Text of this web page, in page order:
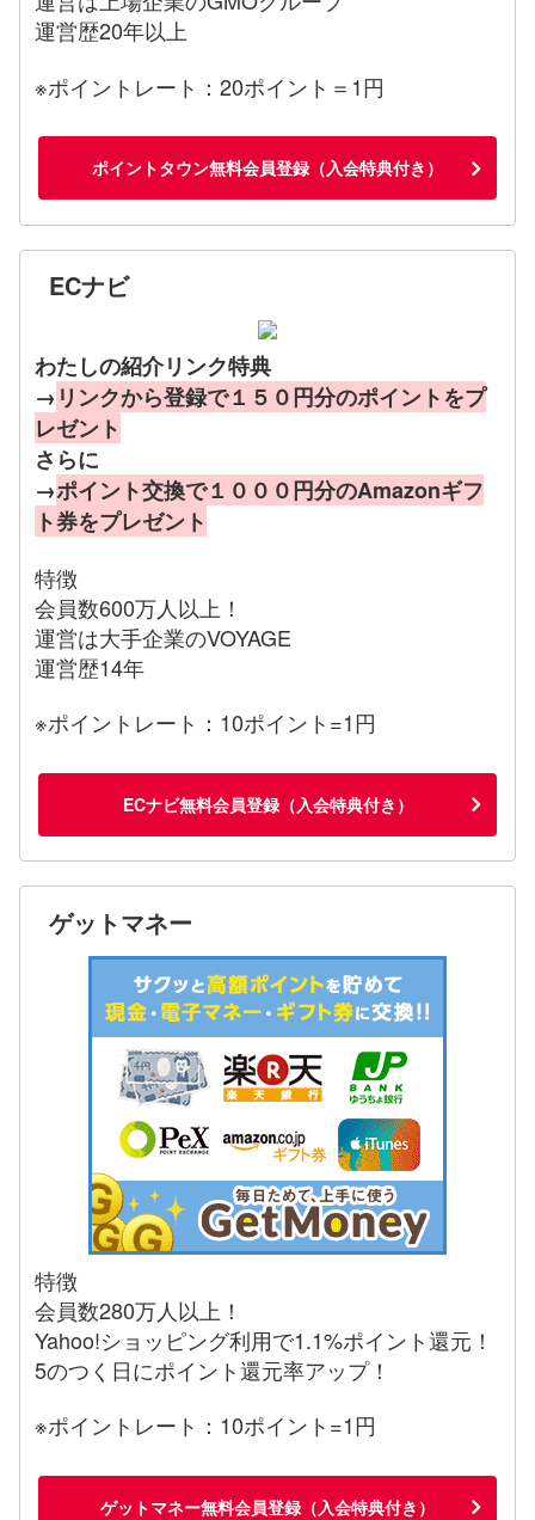
運営歴20年以上
※ポイントレート：20ポイント＝1円
ポイントタウン無料会員登録（入会特典付き）
ECナビ
わたしの紹介リンク特典
→ リンクから登録で１５０円分のポイントをプ
レゼント
さらに
→ポイント交換で１０００円分のAmazonギフ
ト券をプレゼント
特徴
会員数600万人以上！
運営は大手企業のVOYAGE
運営歴14年
※ポイントレート：10ポイント=1円
ECナビ無料会員登録（入会特典付き）
ゲットマネー
特徴
会員数280万人以上！
Yahoo!ショッピング利用で1.1%ポイント還元！
5のつく日にポイント還元率アップ！
※ポイントレート：10ポイント=1円
ゲットマネー無料会員登録（入会特典付き）